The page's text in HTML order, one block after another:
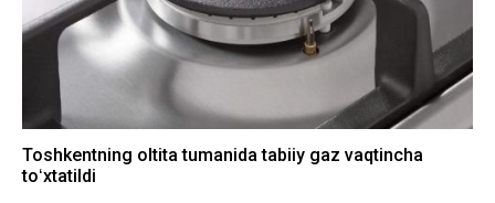
Toshkentning oltita tumanida tabiiy gaz vaqtincha
toʻxtatildi